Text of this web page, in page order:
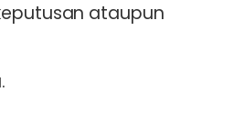
ataupun